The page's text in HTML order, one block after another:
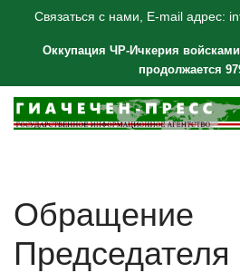
Связаться с нами, E-mail адрес:
Оккупация ЧР-Ичкерия
продолжается
Обращение
Председателя